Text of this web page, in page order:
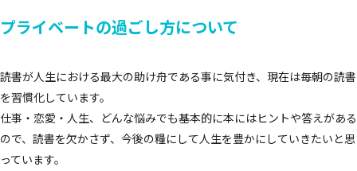
プライベートの過ごし方について
読書が人生における最大の助け舟である事に気付き、現在は毎朝の読書
を習慣化しています。
仕事・恋愛・人生、どんな悩みでも基本的に本にはヒントや答えがある
ので、読書を欠かさず、今後の糧にして人生を豊かにしていきたいと思
っています。